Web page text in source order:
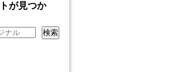
が見つか
検索